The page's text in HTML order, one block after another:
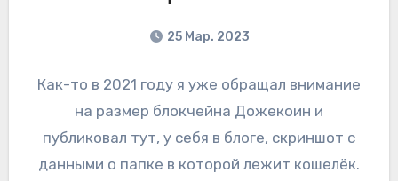
25 Мар. 2023
Как-то в 2021 году я уже обращал внимание
на размер блокчейна Дожекоин и
публиковал тут, у себя в блоге, скриншот с
данными о папке в которой лежит кошелёк.